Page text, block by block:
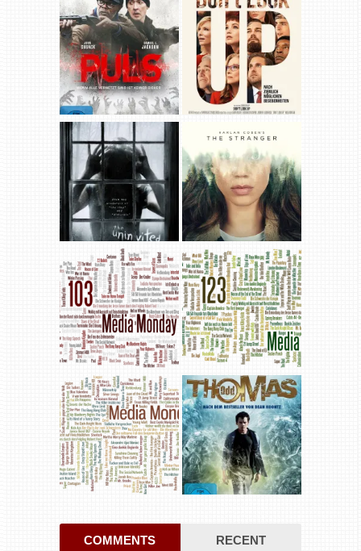
COMMENTS RECENT